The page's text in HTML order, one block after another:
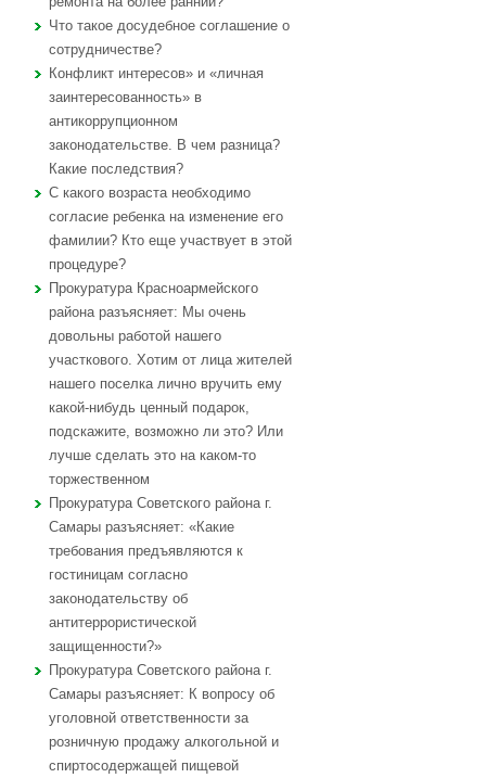
Что такое досудебное соглашение о
сотрудничестве?
Конфликт интересов» и «личная
заинтересованность» в
антикоррупционном
законодательстве. В чем разница?
Какие последствия?
С какого возраста необходимо
согласие ребенка на изменение его
фамилии? Кто еще участвует в этой
процедуре?
Прокуратура Красноармейского
района разъясняет: Мы очень
довольны работой нашего
участкового. Хотим от лица жителей
нашего поселка лично вручить ему
какой-нибудь ценный подарок,
подскажите, возможно ли это? Или
лучше сделать это на каком-то
торжественном
Прокуратура Советского района г.
Самары разъясняет: «Какие
требования предъявляются к
гостиницам согласно
законодательству об
антитеррористической
защищенности?»
Прокуратура Советского района г.
Самары разъясняет: К вопросу об
уголовной ответственности за
розничную продажу алкогольной и
спиртосодержащей пищевой